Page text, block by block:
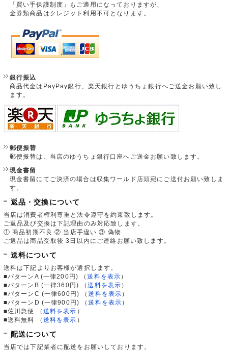
「買い手保護制度」もご適用になっておりますが、
金券類商品はクレジット利用不可となります。
銀行振込
商品代金はPayPay銀行、楽天銀行とゆうちょ銀行へご送金お願い致し
ます。
郵便振替
郵便振替は、当店のゆうちょ銀行口座へご送金お願い致します。
現金書留
現金書留にてご決済の場合は収集ワールド店頭宛にご送付お願い致しま
す。
返品・交換について
当店は消費者権利尊重と法令遵守を約束致します。
ご返品及び交換は下記理由のみ対応致します。
① 商品初期不良 ② 当店手違い ③ 偽物
ご返品は商品受取後 3日以内にご連絡お願い致します。
送料について
送料は下記よりお客様が選択します。
■パターンA (一律200円)
（送料を表示 ）
■パターンB (一律360円)
（送料を表示 ）
■パターンC (一律600円)
（送料を表示 ）
■パターンD (一律900円)
（送料を表示 ）
■佐川急便
（ 送料を表示 ）
■送料無料
（ 送料を表示 ）
配送について
当店では下記業者に配送をお願いしております。